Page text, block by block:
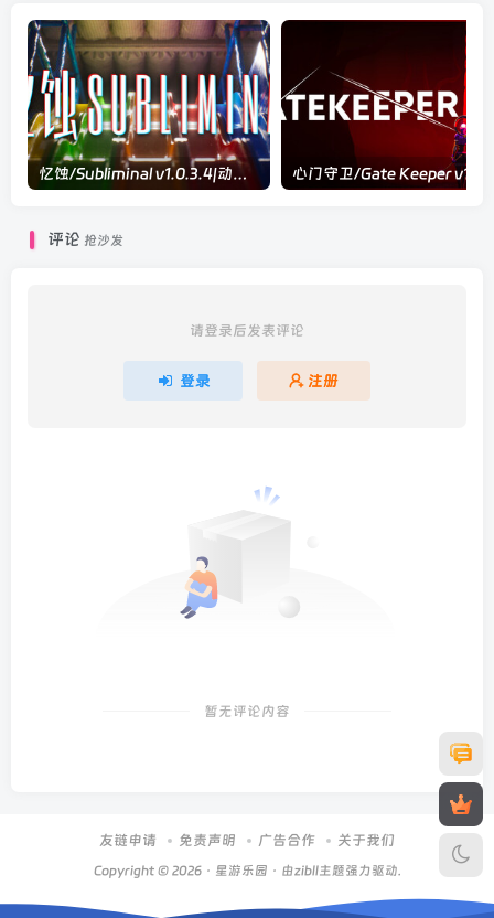
忆蚀/Subliminal v1.0.3.4|动作冒险|容量17.9GB|官方中文版
评论 抢沙发
请登录后发表评论
登录 注册
暂无评论内容
友链申请 免责声明 广告合作 关于我们
Copyright © 2026 · 星游乐园 · 由zibll主题强力驱动.